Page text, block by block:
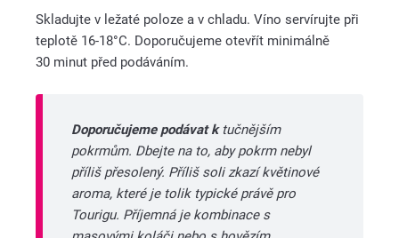
Skladujte v ležaté poloze a v chladu. Víno servírujte při
teplotě 16-18°C. Doporučujeme otevřít minimálně
30 minut před podáváním.
Doporučujeme podávat ktučnějším
pokrmům. Dbejte na to, aby pokrm nebyl
příliš přesolený. Příliš soli zkazí květinové
aroma, které je tolik typické právě pro
Tourigu. Příjemná je kombinace s